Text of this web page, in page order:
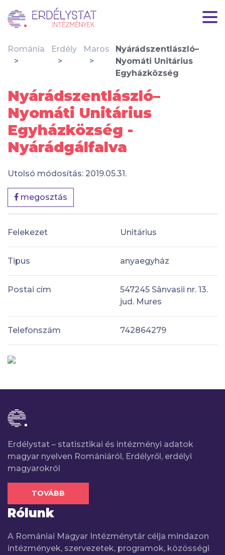
Románia Erdély Maros
Nyárádszentlászló–
Nyomáti Unitárius
Egyházközség
Nyárádszentlászló–
Nyomáti Unitárius
Egyházközség -
Nyárádgálfalva
Utolsó módosítás: 2019.05.31.
megosztás
Felekezet Unitárius
Tipus anyaegyház
Postai cím
547245 Sânvasii nr. 13.
jud. Mures
Telefonszám 742864279
Erdélystat – statisztikai és intézményi adatok
magyar nyelven Romániáról, Erdélyről, erdélyi
magyarokról
TOVÁBB
Rólunk
A Romániai Magyar Intézménytár célja mindazon
intézmények, szervezetek, programok, közösségi